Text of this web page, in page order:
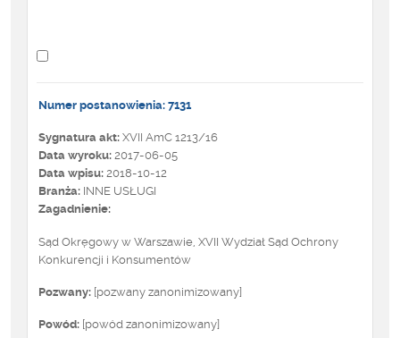
Numer postanowienia: 7131
Sygnatura akt: XVII AmC 1213/16
Data wyroku: 2017-06-05
Data wpisu: 2018-10-12
Branża: INNE USŁUGI
Zagadnienie:
Sąd Okręgowy w Warszawie, XVII Wydział Sąd Ochrony
Konkurencji i Konsumentów
Pozwany: [pozwany zanonimizowany]
Powód: [powód zanonimizowany]